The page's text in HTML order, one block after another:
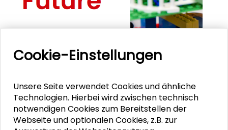
Das aktuelle Magazin Schader-
Dialog "LEGO Our Future":
Schwerpunkte sind die Verleihung
Cookie-Einstellungen
Unsere Seite verwendet Cookies und ähnliche
Technologien. Hierbei wird zwischen technisch
notwendigen Cookies zum Bereitstellen der
Webseite und optionalen Cookies, z.B. zur